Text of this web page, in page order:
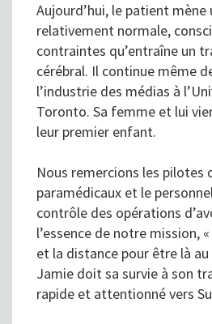
Aujourd’hui, le patient mène
relativement normale,
contraintes qu’entraîne un
cérébral. Il continue même
l’industrie des médias à
Toronto. Sa femme et lui
leur premier enfant.
Nous remercions les pilotes
paramédicaux et le
contrôle des opérations
l’essence de notre mission,
et la distance pour être là
Jamie doit sa survie à son
rapide et attentionné vers